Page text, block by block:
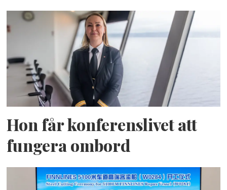
Hon får konferenslivet att
fungera ombord